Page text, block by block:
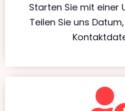
Starten Sie mit einer
Teilen Sie uns